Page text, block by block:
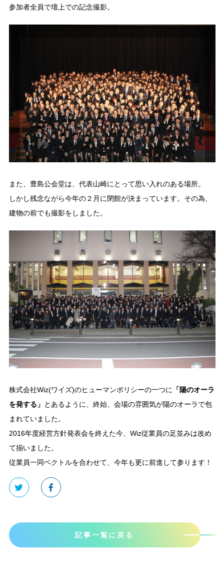
参加者全員で壇上での記念撮影。
また、豊島公会堂は、代表山崎にとって思い入れのある場所。
しかし残念ながら今年の２月に閉館が決まっています。その為、
建物の前でも撮影をしました。
株式会社Wiz(ワイズ)のヒューマンポリシーの一つに 「陽のオーラ
を発する」 とあるように、終始、会場の雰囲気が陽のオーラで包
まれていました。
2016年度経営方針発表会を終えた今、Wiz従業員の足並みは改め
て揃いました。
従業員一同ベクトルを合わせて、今年も更に前進して参ります！
記事一覧に戻る